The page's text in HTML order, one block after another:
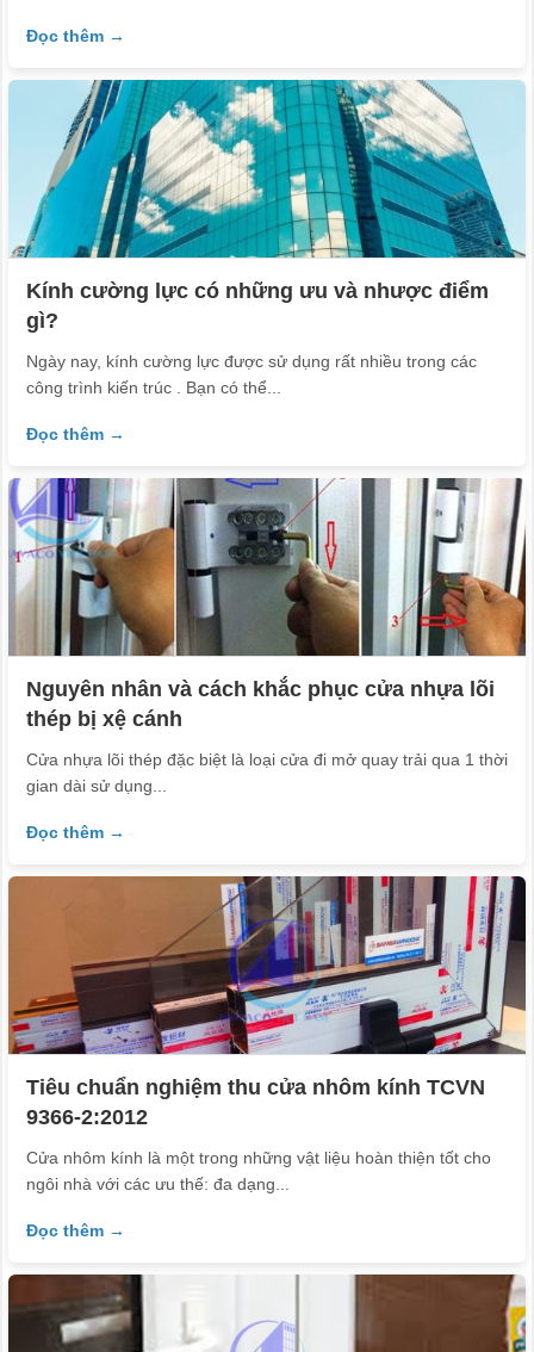
Đọc thêm →
Kính cường lực có những ưu và nhược điểm
gì?
Ngày nay, kính cường lực được sử dụng rất nhiều trong các
công trình kiến trúc . Bạn có thể...
Đọc thêm →
Nguyên nhân và cách khắc phục cửa nhựa lõi
thép bị xệ cánh
Cửa nhựa lõi thép đặc biệt là loại cửa đi mở quay trải qua 1 thời
gian dài sử dụng...
Đọc thêm →
Tiêu chuẩn nghiệm thu cửa nhôm kính TCVN
9366-2:2012
Cửa nhôm kính là một trong những vật liệu hoàn thiện tốt cho
ngôi nhà với các ưu thế: đa dạng...
Đọc thêm →